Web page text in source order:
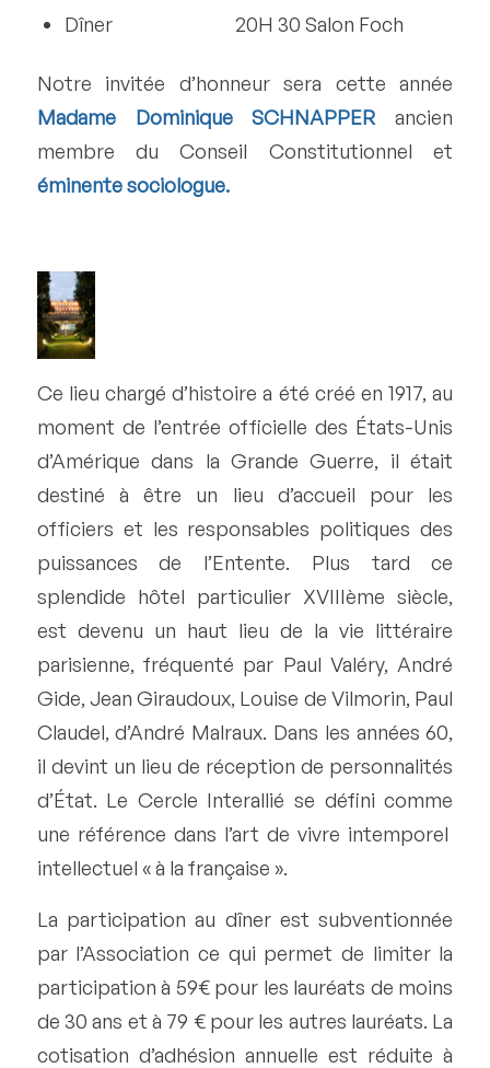
Dîner 20H 30 Salon Foch
Notre invitée d’honneur sera cette année
Madame Dominique SCHNAPPERancien
membre du Conseil Constitutionnel et
éminente sociologue.
Ce lieu chargé d’histoire a été créé en 1917, au
moment de l’entrée officielle des États-Unis
d’Amérique dans la Grande Guerre, il était
destiné à être un lieu d’accueil pour les
officiers et les responsables politiques des
puissances de l’Entente. Plus tard ce
splendide hôtel particulier XVIIIème siècle,
est devenu un haut lieu de la vie littéraire
parisienne, fréquenté par Paul Valéry, André
Gide, Jean Giraudoux, Louise de Vilmorin, Paul
Claudel, d’André Malraux. Dans les années 60,
il devint un lieu de réception de personnalités
d’État. Le Cercle Interallié se défini comme
une référence dans l’art de vivre intemporel
intellectuel « à la française ».
La participation au dîner est subventionnée
par l’Association ce qui permet de limiter la
participation à 59€ pour les lauréats de moins
de 30 ans et à 79 € pour les autres lauréats. La
cotisation d’adhésion annuelle est réduite à